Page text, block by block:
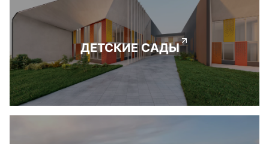
ДЕТСКИЕ САДЫ